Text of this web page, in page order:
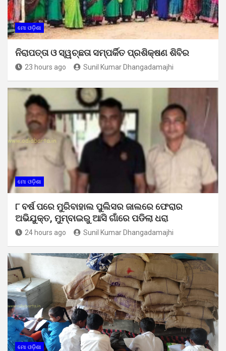
ମୋ ଓଡ଼ିଶା
ନିରାପତ୍ତା ଓ ସ୍ୱଚ୍ଛତା ସମ୍ପର୍କିତ ପ୍ରଶିକ୍ଷଣ ଶିବିର
23 hours ago Sunil Kumar Dhangadamajhi
ମୋ ଓଡ଼ିଶା
୮ ବର୍ଷ ପରେ ମୁରିବାହାଲ ପୁଲିସର ଜାଲରେ ଫେରାର
ଅଭିଯୁକ୍ତ, ମୁମ୍ବାଇରୁ ଆସି ଗାଁରେ ପଡିଲା ଧରା
24 hours ago Sunil Kumar Dhangadamajhi
ମୋ ଓଡ଼ିଶା